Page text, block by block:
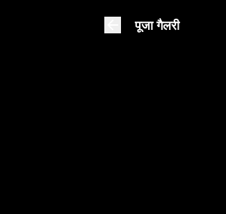
पूजा गैलरी